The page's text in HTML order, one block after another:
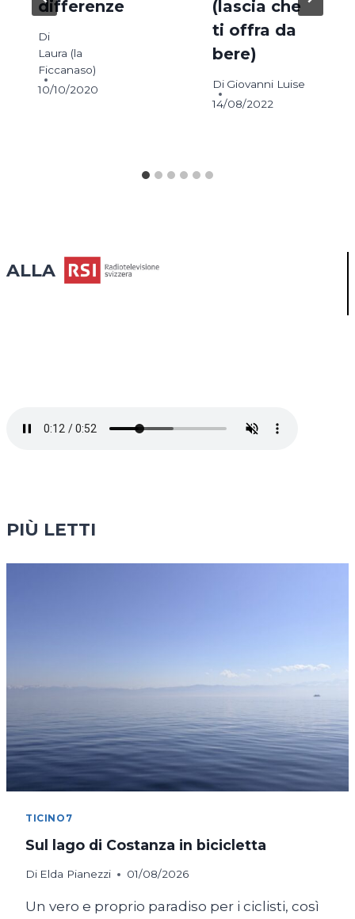
differenze
Di
Laura (la
Ficcanaso)
10/10/2020
(lascia che
ti offra da
bere)
Di Giovanni Luise
14/08/2022
ALLA
PIÙ LETTI
TICINO7
Sul lago di Costanza in bicicletta
Di Elda Pianezzi 01/08/2026
Un vero e proprio paradiso per i ciclisti, così